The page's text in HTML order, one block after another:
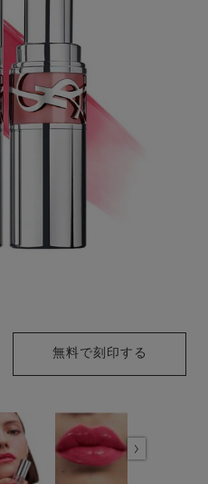
ブシャイン リップスティック
無料で刻印する